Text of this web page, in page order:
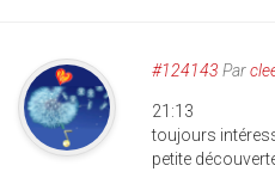
#124143 Par
21:13
toujours
petite